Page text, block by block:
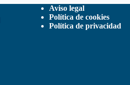
Aviso legal
Política de cookies
Política de privacidad